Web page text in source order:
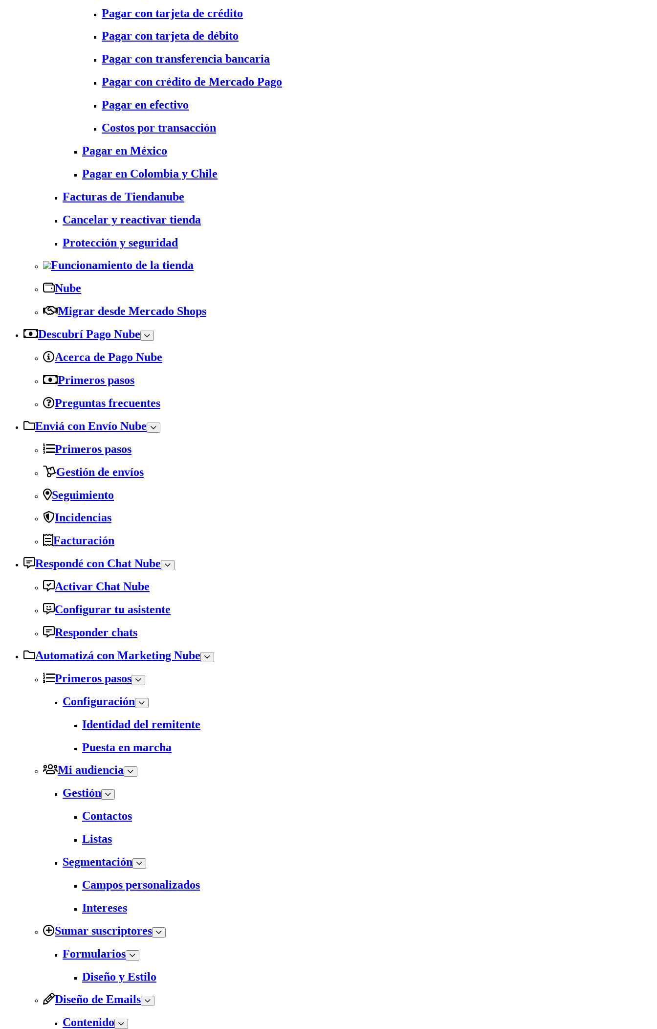
Pagar con tarjeta de crédito
Pagar con tarjeta de débito
Pagar con transferencia bancaria
Pagar con crédito de Mercado Pago
Pagar en efectivo
Costos por transacción
Pagar en México
Pagar en Colombia y Chile
Facturas de Tiendanube
Cancelar y reactivar tienda
Protección y seguridad
Funcionamiento de la tienda
Nube
Migrar desde Mercado Shops
Descubrí Pago Nube
Acerca de Pago Nube
Primeros pasos
Preguntas frecuentes
Enviá con Envío Nube
Primeros pasos
Gestión de envíos
Seguimiento
Incidencias
Facturación
Respondé con Chat Nube
Activar Chat Nube
Configurar tu asistente
Responder chats
Automatizá con Marketing Nube
Primeros pasos
Configuración
Identidad del remitente
Puesta en marcha
Mi audiencia
Gestión
Contactos
Listas
Segmentación
Campos personalizados
Intereses
Sumar suscriptores
Formularios
Diseño y Estilo
Diseño de Emails
Contenido